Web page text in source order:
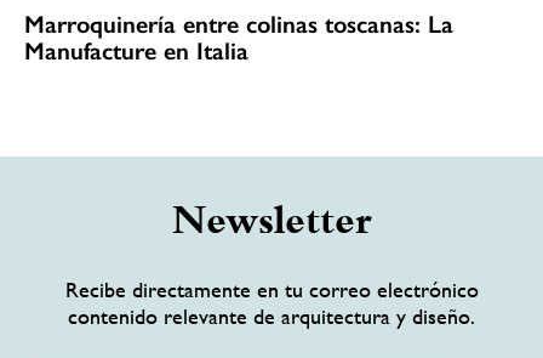
Marroquinería entre colinas toscanas: La
Manufacture en Italia
Newsletter
Recibe directamente en tu correo electrónico
contenido relevante de arquitectura y diseño.